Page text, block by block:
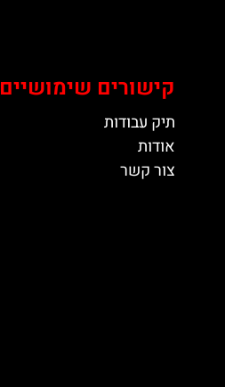
קישורים שימושיים
תיק עבודות
אודות
צור קשר